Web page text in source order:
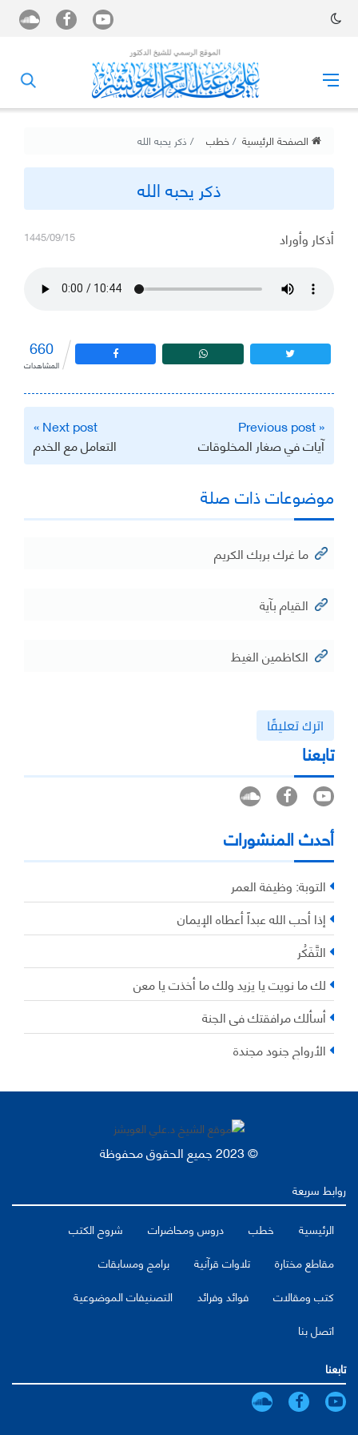
الصفحة الرئيسية خطب ذكر يحبه الله
ذكر يحبه الله
1445/09/15 أذكار وأوراد
660
المشاهدات
تصفّح
المقالات
« Previous post
آيات في صغار المخلوقات
Next post »
التعامل مع الخدم
موضوعات ذات صلة
ما غرك بربك الكريم
القيام بآية
الكاظمين الغيظ
اترك تعليقًا
تابعنا
أحدث المنشورات
التوبة: وظيفة العمر
إذا أحب الله عبداً أعطاه الإيمان
التَّفَكُر
لك ما نويت يا يزيد ولك ما أخذت يا معن
أسألك مرافقتك في الجنة
الأرواح جنود مجندة
© 2023 جميع الحقوق محفوظة
روابط سريعة
الرئيسية
خطب دروس ومحاضرات
شروح الكتب
مقاطع مختارة
تلاوات قرآنية
برامج ومسابقات
كتب ومقالات
فوائد وفرائد
التصنيفات الموضوعية
اتصل بنا
تابعنا